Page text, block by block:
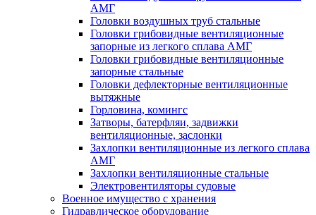
АМГ
Головки воздушных труб стальные
Головки грибовидные вентиляционные
запорные из легкого сплава АМГ
Головки грибовидные вентиляционные
запорные стальные
Головки дефлекторные вентиляционные
вытяжные
Горловина, комингс
Затворы, батерфляи, задвижки
вентиляционные, заслонки
Захлопки вентиляционные из легкого сплава
АМГ
Захлопки вентиляционные стальные
Электровентиляторы судовые
Военное имущество с хранения
Гидравлическое оборудование